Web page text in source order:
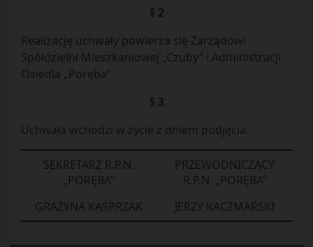
§ 2
Realizację uchwały powierza się Zarządowi
Spółdzielni Mieszkaniowej „Czuby” i Administracji
Osiedla „Poręba”.
§ 3
Uchwała wchodzi w życie z dniem podjęcia.
SEKRETARZ R.P.N.
„PORĘBA”
GRAŻYNA KASPRZAK
PRZEWODNICZĄCY
R.P.N. „PORĘBA”
JERZY KACZMARSKI